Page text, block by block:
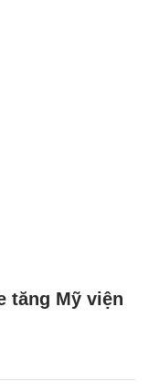
tăng Mỹ viện